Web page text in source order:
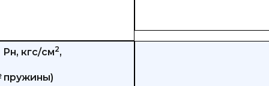
кгс/см2,
пружины)